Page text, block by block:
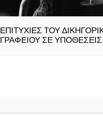
ΕΠΙΤΥΧΙΕΣ ΤΟΥ
ΓΡΑΦΕΙΟΥ ΣΕ ΥΠΟΘΕΣΕΙΣ